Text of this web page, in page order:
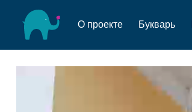
О проекте Букварь